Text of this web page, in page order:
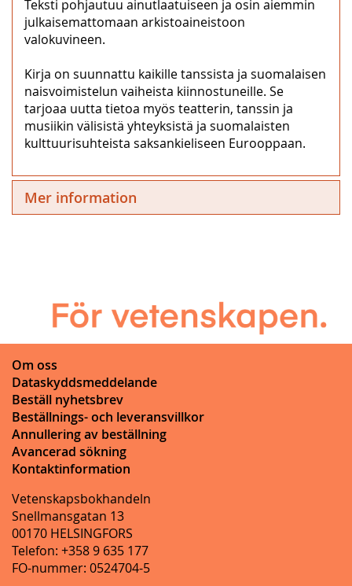
Teksti pohjautuu ainutlaatuiseen ja osin aiemmin
julkaisemattomaan arkistoaineistoon
valokuvineen.
Kirja on suunnattu kaikille tanssista ja suomalaisen
naisvoimistelun vaiheista kiinnostuneille. Se
tarjoaa uutta tietoa myös teatterin, tanssin ja
musiikin välisistä yhteyksistä ja suomalaisten
kulttuurisuhteista saksankieliseen Eurooppaan.
Mer information
Om oss
Dataskyddsmeddelande
Beställ nyhetsbrev
Beställnings- och leveransvillkor
Annullering av beställning
Avancerad sökning
Kontaktinformation
Vetenskapsbokhandeln
Snellmansgatan 13
00170 HELSINGFORS
Telefon: +358 9 635 177
FO-nummer: 0524704-5